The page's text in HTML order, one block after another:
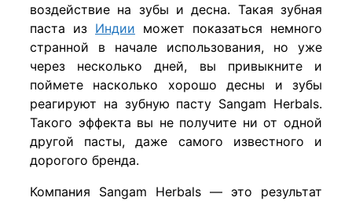
воздействие на зубы и десна. Такая зубная
паста из Индии может показаться немного
странной в начале использования, но уже
через несколько дней, вы привыкните и
поймете насколько хорошо десны и зубы
реагируют на зубную пасту Sangam Herbals.
Такого эффекта вы не получите ни от одной
другой пасты, даже самого известного и
дорогого бренда.
Компания Sangam Herbals — это результат